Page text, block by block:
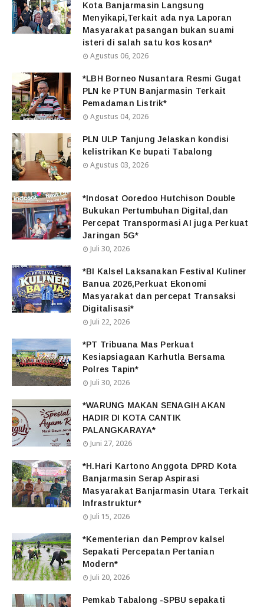
Kota Banjarmasin Langsung
Menyikapi,Terkait ada nya Laporan
Masyarakat pasangan bukan suami
isteri di salah satu kos kosan*
Agustus 06, 2026
*LBH Borneo Nusantara Resmi Gugat
PLN ke PTUN Banjarmasin Terkait
Pemadaman Listrik*
Agustus 04, 2026
PLN ULP Tanjung Jelaskan kondisi
kelistrikan Ke bupati Tabalong
Agustus 03, 2026
*Indosat Ooredoo Hutchison Double
Bukukan Pertumbuhan Digital,dan
Percepat Transpormasi AI juga Perkuat
Jaringan 5G*
Juli 30, 2026
*BI Kalsel Laksanakan Festival Kuliner
Banua 2026,Perkuat Ekonomi
Masyarakat dan percepat Transaksi
Digitalisasi*
Juli 22, 2026
*PT Tribuana Mas Perkuat
Kesiapsiagaan Karhutla Bersama
Polres Tapin*
Juli 30, 2026
*WARUNG MAKAN SENAGIH AKAN
HADIR DI KOTA CANTIK
PALANGKARAYA*
Juni 27, 2026
*H.Hari Kartono Anggota DPRD Kota
Banjarmasin Serap Aspirasi
Masyarakat Banjarmasin Utara Terkait
Infrastruktur*
Juli 15, 2026
*Kementerian dan Pemprov kalsel
Sepakati Percepatan Pertanian
Modern*
Juli 20, 2026
Pemkab Tabalong -SPBU sepakati